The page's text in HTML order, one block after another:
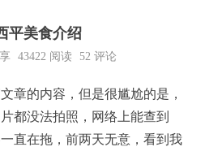
平美食介绍
43422阅读 52 评论
章的内容，但是很尴尬的是，
都没法拍照，网络上能查到
直在拖，前两天无意，看到我